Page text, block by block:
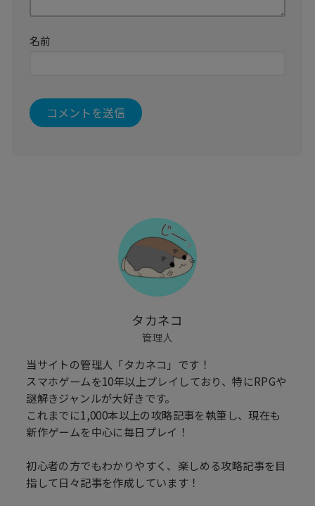
名前
タカネコ
管理人
当サイトの管理人「タカネコ」です！
スマホゲームを10年以上プレイしており、特にRPGや
謎解きジャンルが大好きです。
これまでに1,000本以上の攻略記事を執筆し、現在も
新作ゲームを中心に毎日プレイ！
初心者の方でもわかりやすく、楽しめる攻略記事を目
指して日々記事を作成しています！